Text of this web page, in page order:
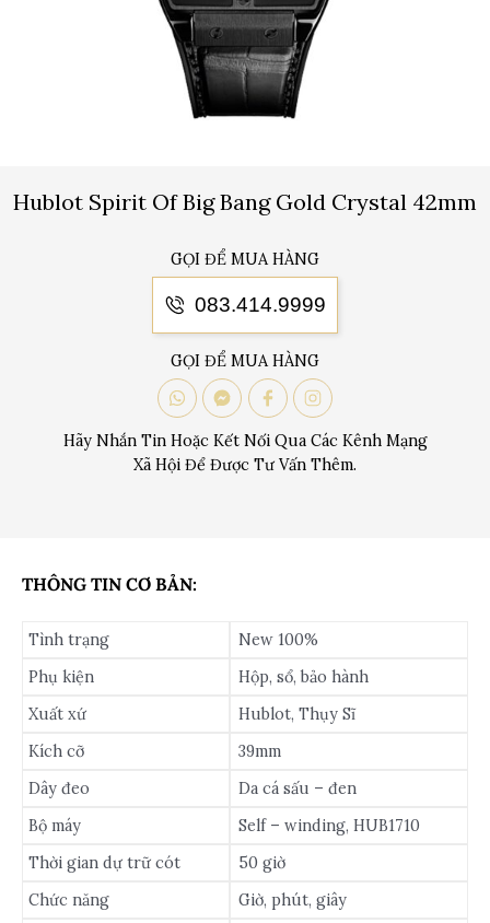
Hublot Spirit Of Big Bang Gold Crystal 42mm
GỌI ĐỂ MUA HÀNG
083.414.9999
GỌI ĐỂ MUA HÀNG
Hãy Nhắn Tin Hoặc Kết Nối Qua Các Kênh Mạng
Xã Hội Để Được Tư Vấn Thêm.
THÔNG TIN CƠ BẢN:
Tình trạng
New 100%
Phụ kiện
Hộp, sổ, bảo hành
Xuất xứ
Hublot, Thụy Sĩ
Kích cỡ
39mm
Dây đeo
Da cá sấu – đen
Bộ máy
Self – winding, HUB1710
Thời gian dự trữ cót
50 giờ
Chức năng
Giờ, phút, giây